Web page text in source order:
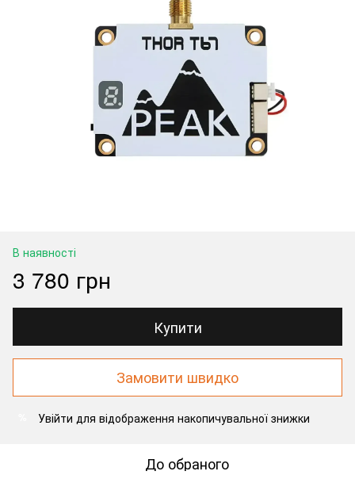
В наявності
3 780 грн
Купити
Замовити швидко
Увійти для відображення накопичувальної знижки
До обраного